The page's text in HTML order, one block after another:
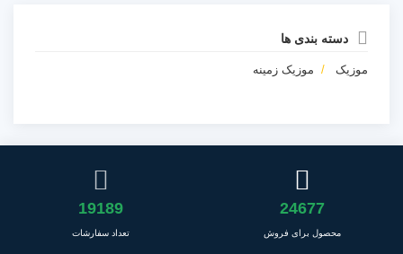
دسته بندی ها
موزیک موزیک زمینه
24677
محصول برای فروش
19189
تعداد سفارشات